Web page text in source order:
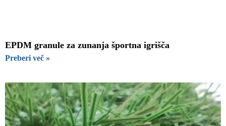
EPDM granule za zunanja športna igrišča
Preberi več »